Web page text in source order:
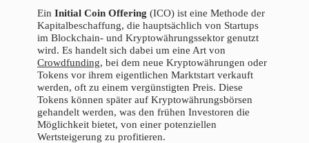
Ein Initial Coin Offering (ICO) ist eine Methode der
Kapitalbeschaffung, die hauptsächlich von Startups
im Blockchain- und Kryptowährungssektor genutzt
wird. Es handelt sich dabei um eine Art von
Crowdfunding, bei dem neue Kryptowährungen oder
Tokens vor ihrem eigentlichen Marktstart verkauft
werden, oft zu einem vergünstigten Preis. Diese
Tokens können später auf Kryptowährungsbörsen
gehandelt werden, was den frühen Investoren die
Möglichkeit bietet, von einer potenziellen
Wertsteigerung zu profitieren.